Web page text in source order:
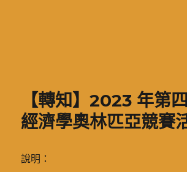
【轉知】2023 年第
經濟學奧林匹亞競賽
說明：